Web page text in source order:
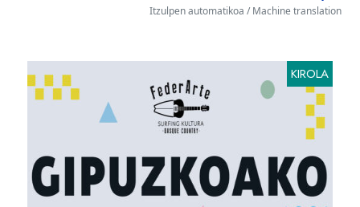
Itzulpen automatikoa / Machine translation
KIROLA